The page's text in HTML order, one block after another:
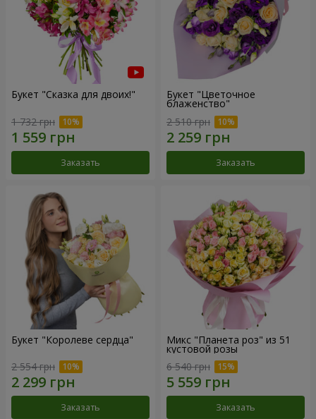
Букет "Сказка для двоих!"
1 732 грн
Заказать
Букет "Цветочное
блаженство"
2 510 грн
Заказать
Букет "Королеве сердца"
2 554 грн
Заказать
Микс "Планета роз" из 51
кустовой розы
6 540 грн
Заказать